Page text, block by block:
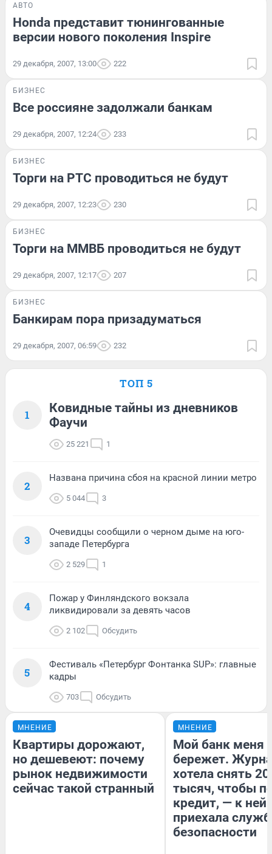
АВТО
Honda представит тюнингованные
версии нового поколения Inspire
29 декабря, 2007, 13:00 222
БИЗНЕС
Все россияне задолжали банкам
29 декабря, 2007, 12:24 233
БИЗНЕС
Торги на РТС проводиться не будут
29 декабря, 2007, 12:23 230
БИЗНЕС
Торги на ММВБ проводиться не будут
29 декабря, 2007, 12:17 207
БИЗНЕС
Банкирам пора призадуматься
29 декабря, 2007, 06:59 232
ТОП 5
1
Ковидные тайны из дневников
Фаучи
25 221 1
2
Названа причина сбоя на красной линии метро
5 044 3
3
Очевидцы сообщили о черном дыме на юго-
западе Петербурга
2 529 1
4
Пожар у Финляндского вокзала
ликвидировали за девять часов
2 102 Обсудить
5
Фестиваль «Петербург Фонтанка SUP»: главные
кадры
703 Обсудить
МНЕНИЕ
Квартиры дорожают,
но дешевеют: почему
рынок недвижимости
сейчас такой странный
МНЕНИЕ
Мой банк меня
бережет.
хотела снять
тысяч, чтобы
кредит, — к
приехала
безопасности